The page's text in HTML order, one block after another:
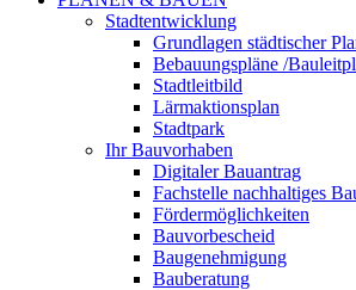
Stadtentwicklung
Grundlagen städtischer
Bebauungspläne /
Stadtleitbild
Lärmaktionsplan
Stadtpark
Ihr Bauvorhaben
Digitaler Bauantrag
Fachstelle nachhaltiges
Fördermöglichkeiten
Bauvorbescheid
Baugenehmigung
Bauberatung